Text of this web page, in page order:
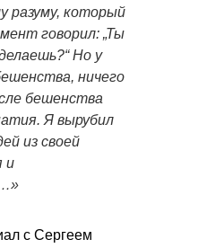
разуму, который
говорил: „Ты
Но у
ничего
бешенства
Я вырубил
из своей
и
с Сергеем